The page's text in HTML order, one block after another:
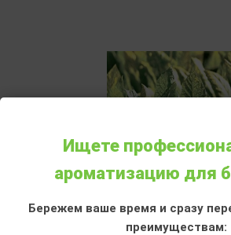
ТАБАКА
Ищете
ароматизацию для
Бережем ваше время и сразу
преимуществам: